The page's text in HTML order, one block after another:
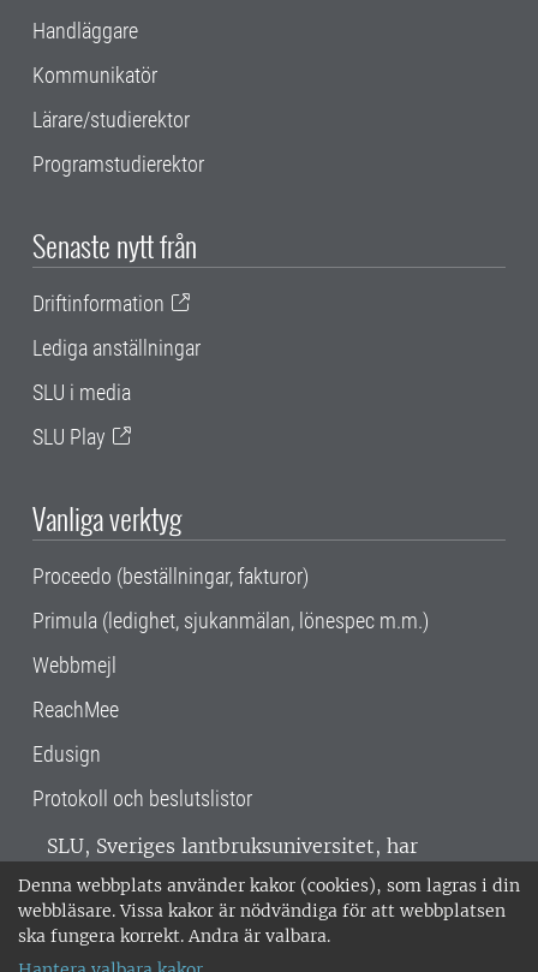
Denna webbplats använder kakor (cookies), som lagras i din
webbläsare. Vissa kakor är nödvändiga för att webbplatsen
ska fungera korrekt. Andra är valbara.
Handläggare
Kommunikatör
Lärare/studierektor
Programstudierektor
Senaste nytt från
Driftinformation
Lediga anställningar
SLU i media
SLU Play
Vanliga verktyg
Proceedo (beställningar, fakturor)
Primula (ledighet, sjukanmälan, lönespec m.m.)
Webbmejl
ReachMee
Edusign
Protokoll och beslutslistor
SLU, Sveriges lantbruksuniversitet, har
verksamhet över hela Sverige. Huvudorter är
Alnarp, Uppsala och Umeå.SLU är
miljöcertifierat enligt ISO 14001. •
018-67 10 00 • Org nr: 202100-2817 •